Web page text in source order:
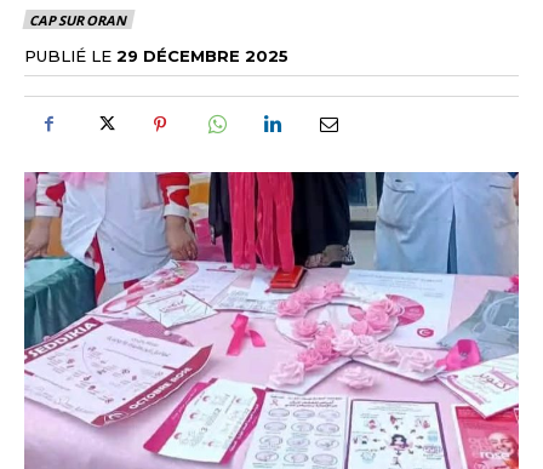
CAP SUR ORAN
PUBLIÉ LE 29 DÉCEMBRE 2025